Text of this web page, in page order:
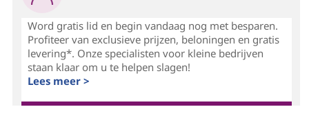
Word gratis lid en begin vandaag nog met besparen.
Profiteer van exclusieve prijzen, beloningen en gratis
levering*. Onze specialisten voor kleine bedrijven
staan klaar om u te helpen slagen!
Lees meer >